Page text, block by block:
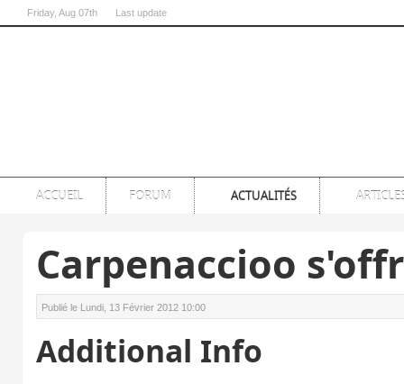
Friday, Aug 07th Last update
ACCUEIL FORUM ACTUALITÉS
Carpenaccioo
Publié le Lundi, 13 Février 2012 10:00
Additional Info